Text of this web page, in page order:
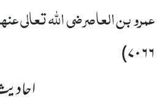
عمرو بن العاصرضی اللہ تعالی
۷۰۶۶)